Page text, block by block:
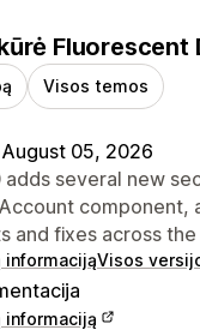
Fluorescent
Visos temos
August 05, 2026
adds several new
component,
and fixes across
informacijąVisos
informaciją